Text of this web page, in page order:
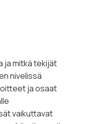
ja mitkä tekijät
nivelissä
ja osaat
vaikuttavat